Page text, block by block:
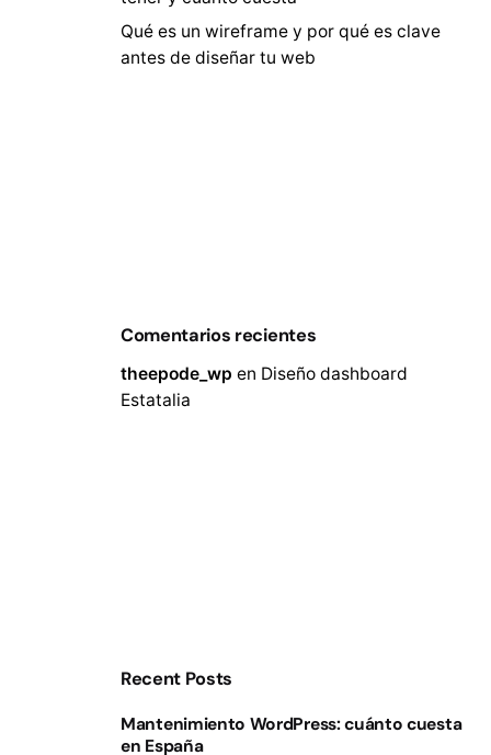
Qué es un wireframe y por qué es clave
antes de diseñar tu web
Comentarios recientes
theepode_wp en Diseño dashboard
Estatalia
Recent Posts
Mantenimiento WordPress: cuánto cuesta
en España